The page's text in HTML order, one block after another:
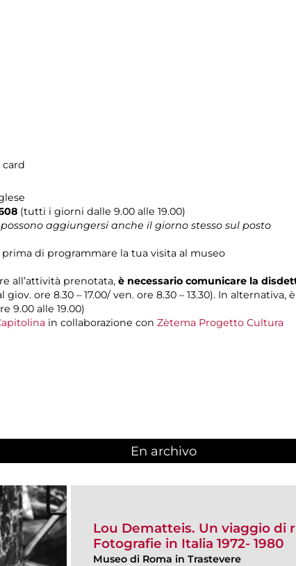
card
(tutti i giorni dalle 9.00 alle 19.00)
aggiungersi anche il giorno stesso sul posto
prima di programmare la tua visita al museo
all’attività prenotata, è necessario comunicare la
giov. ore 8.30 – 17.00/ ven. ore 8.30 – 13.30). In alternativa,
9.00 alle 19.00)
in collaborazione con Zètema Progetto Cultura
En archivo
Lou Dematteis. Un viaggio di
Fotografie in Italia 1972- 1980
Museo di Roma in Trastevere